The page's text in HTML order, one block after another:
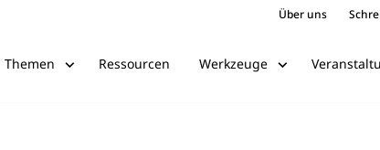
Über uns
Themen Ressourcen Werkzeuge